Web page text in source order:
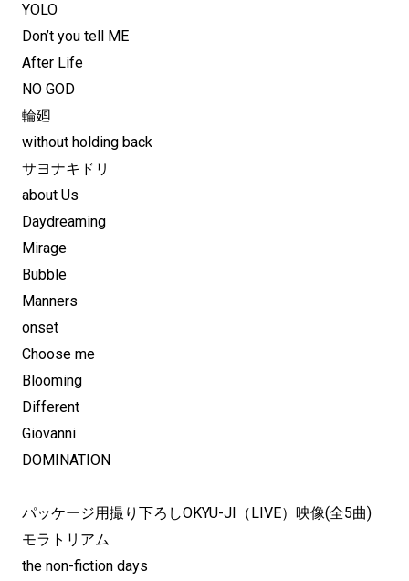
YOLO
Don’t you tell ME
After Life
NO GOD
輪廻
without holding back
サヨナキドリ
about Us
Daydreaming
Mirage
Bubble
Manners
onset
Choose me
Blooming
Different
Giovanni
DOMINATION
パッケージ用撮り下ろしOKYU-JI（LIVE）映像(全5曲)
モラトリアム
the non-fiction days